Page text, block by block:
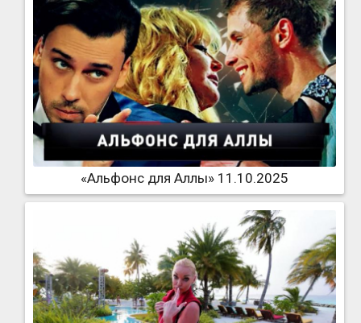
«Альфонс для Аллы» 11.10.2025